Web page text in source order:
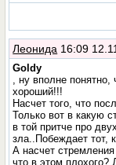
Леонида 16:09
Goldy
, ну вполне
хороший!!!
Насчет того, что
Только вот в какую
в той притче про
зла..Побеждает тот,
А насчет
что в этом плохого?